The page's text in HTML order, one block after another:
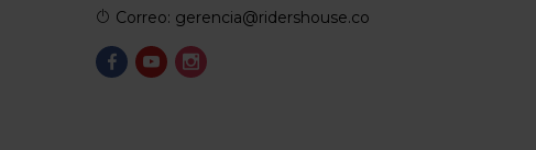
Correo: gerencia@ridershouse.co